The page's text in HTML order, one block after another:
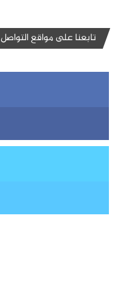
تابعنا على مواقع التواصل